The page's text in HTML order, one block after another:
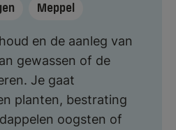
Meppel
en de aanleg van
gewassen of de
Je gaat
planten, bestrating
oogsten of